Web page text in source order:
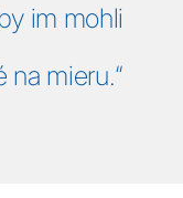
im mohli
na mieru.“